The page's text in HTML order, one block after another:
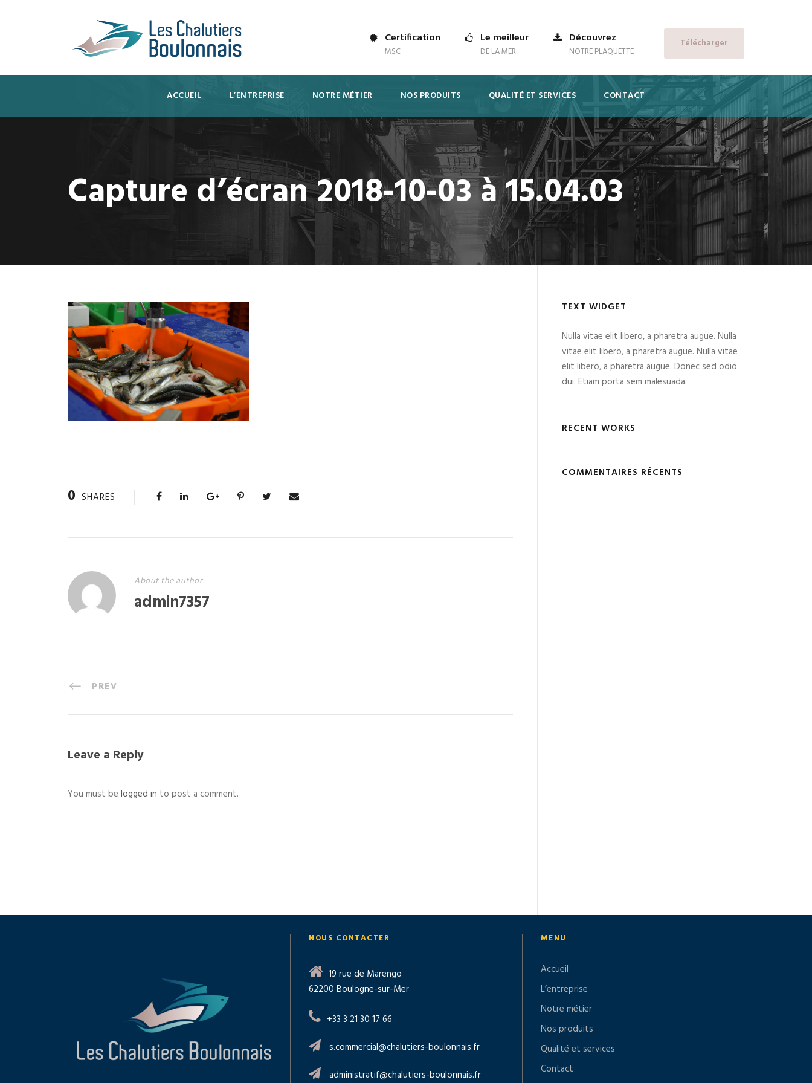
Certification
MSC
Le meilleur
DE LA MER
Découvrez
NOTRE PLAQUETTE
Télécharger
ACCUEIL L’ENTREPRISE NOTRE MÉTIER NOS PRODUITS QUALITÉ ET SERVICES CONTACT
Capture d’écran 2018-10-03 à 15.04.03
0 SHARES
About the author
admin7357
PREV
Leave a Reply
You must be logged in to post a comment.
TEXT WIDGET
Nulla vitae elit libero, a pharetra augue. Nulla
vitae elit libero, a pharetra augue. Nulla vitae
elit libero, a pharetra augue. Donec sed odio
dui. Etiam porta sem malesuada.
RECENT WORKS
COMMENTAIRES RÉCENTS
NOUS CONTACTER
19 rue de Marengo
62200 Boulogne-sur-Mer
+33 3 21 30 17 66
s.commercial@chalutiers-boulonnais.fr
administratif@chalutiers-boulonnais.fr
MENU
Accueil
L’entreprise
Notre métier
Nos produits
Qualité et services
Contact